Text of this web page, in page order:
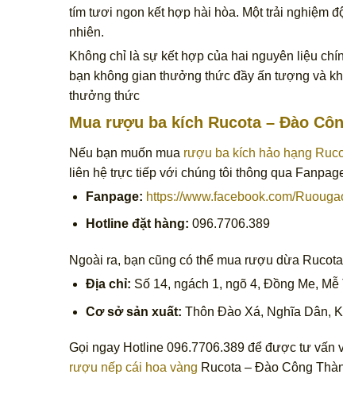
tím tươi ngon kết hợp hài hòa. Một trải nghiệm
nhiên.
Không chỉ là sự kết hợp của hai nguyên liệu
bạn không gian thưởng thức đầy ấn tượng và
thưởng thức
Mua rượu ba kích Rucota – Đào
Nếu bạn muốn mua rượu ba kích hảo hạng
liên hệ trực tiếp với chúng tôi thông qua
Fanpage: https://www.facebook.com/
Hotline đặt hàng: 096.7706.389
Ngoài ra, bạn cũng có thể mua rượu dừa
Địa chỉ: Số 14, ngách 1, ngõ 4, Đồng Me,
Cơ sở sản xuất: Thôn Đào Xá, Nghĩa Dân,
Gọi ngay Hotline 096.7706.389 để được tư vấn
rượu nếp cái hoa vàng Rucota – Đào Công